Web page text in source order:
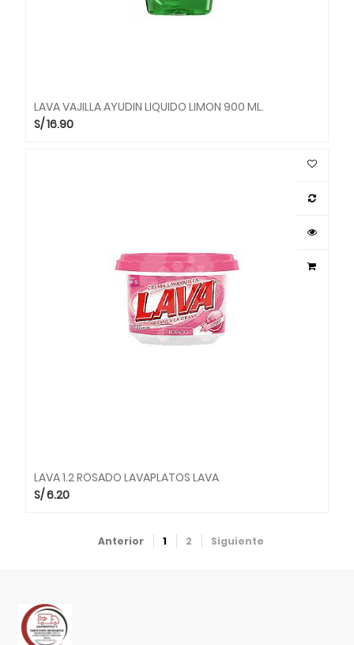
LAVA VAJILLA AYUDIN LIQUIDO LIMON 900 ML.
S/16.90
LAVA 1.2 ROSADO LAVAPLATOS LAVA
S/6.20
Anterior 1 2 Siguiente